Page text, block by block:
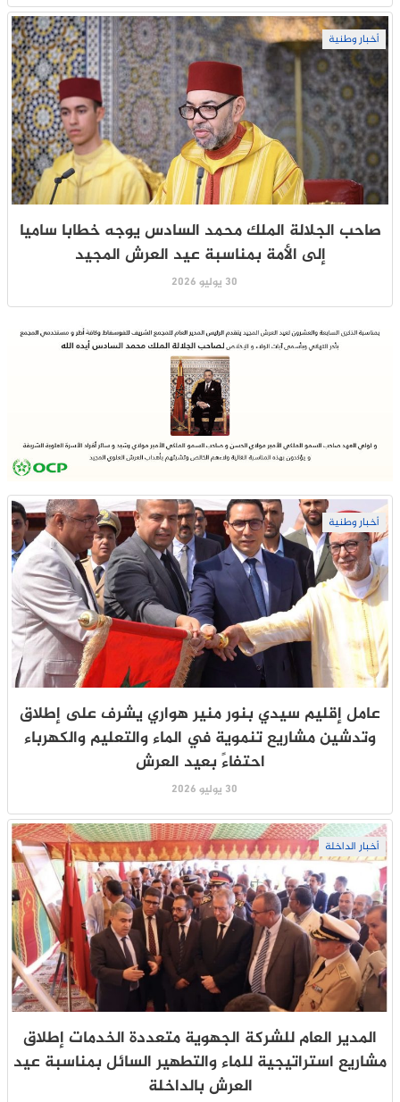
أخبار وطنية
صاحب الجلالة الملك محمد السادس يوجه خطابا ساميا
إلى الأمة بمناسبة عيد العرش المجيد
30 يوليو 2026
أخبار وطنية
عامل إقليم سيدي بنور منير هواري يشرف على إطلاق
وتدشين مشاريع تنموية في الماء والتعليم والكهرباء
احتفاءً بعيد العرش
30 يوليو 2026
أخبار الداخلة
المدير العام للشركة الجهوية متعددة الخدمات إطلاق
مشاريع استراتيجية للماء والتطهير السائل بمناسبة عيد
العرش بالداخلة